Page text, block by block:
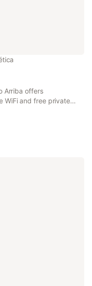
Arriba offers
WiFi and free private
home provides air-